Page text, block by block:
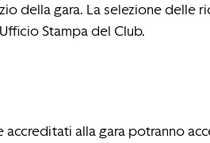
della gara. La selezione
Stampa del Club.
accreditati alla gara potranno